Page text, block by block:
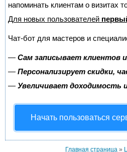
напоминать клиентам о
Для новых пользователей
Чат-бот для мастеров и
— Сам записывает клиентов
— Персонализирует скидки,
— Увеличивает доходимость
Начать пользоваться
Главная страница »